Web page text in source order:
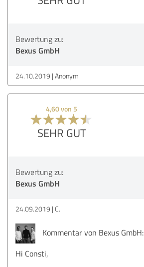
Bewertung zu:
Bexus GmbH
24.10.2019 Anonym
4,60 von 5
SEHR GUT
Bewertung zu:
Bexus GmbH
24.09.2019 C.
Kommentar von Bexus GmbH:
Hi Consti,